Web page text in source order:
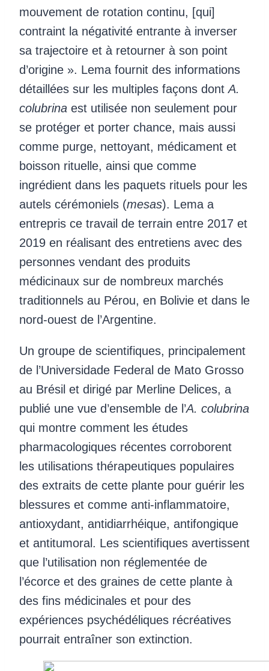
mouvement de rotation continu, [qui]
contraint la négativité entrante à inverser
sa trajectoire et à retourner à son point
d’origine ». Lema fournit des informations
détaillées sur les multiples façons dontA.
colubrina est utilisée non seulement pour
se protéger et porter chance, mais aussi
comme purge, nettoyant, médicament et
boisson rituelle, ainsi que comme
ingrédient dans les paquets rituels pour les
autels cérémoniels (mesas). Lema a
entrepris ce travail de terrain entre 2017 et
2019 en réalisant des entretiens avec des
personnes vendant des produits
médicinaux sur de nombreux marchés
traditionnels au Pérou, en Bolivie et dans le
nord-ouest de l’Argentine.
Un groupe de scientifiques, principalement
de l’Universidade Federal de Mato Grosso
au Brésil et dirigé par Merline Delices, a
publié une vue d’ensemble de l’A. colubrina
qui montre comment les études
pharmacologiques récentes corroborent
les utilisations thérapeutiques populaires
des extraits de cette plante pour guérir les
blessures et comme anti-inflammatoire,
antioxydant, antidiarrhéique, antifongique
et antitumoral. Les scientifiques avertissent
que l’utilisation non réglementée de
l’écorce et des graines de cette plante à
des fins médicinales et pour des
expériences psychédéliques récréatives
pourrait entraîner son extinction.